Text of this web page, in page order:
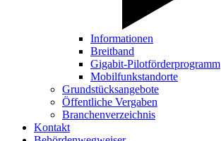
Informationen
Breitband
Gigabit-Pilotförderprogramm
Mobilfunkstandorte
Grundstücksangebote
Öffentliche Vergaben
Branchenverzeichnis
Kontakt